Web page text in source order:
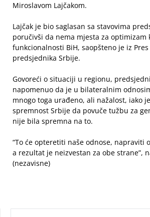
Miroslavom Lajčakom.
Lajčak je bio saglasan sa stavovima
poručivši da nema mjesta za optimizam
funkcionalnosti BiH, saopšteno je iz
predsjednika Srbije.
Govoreći o situaciji u regionu,
napomenuo da je u bilateralnim
mnogo toga urađeno, ali nažalost, iako
spremnost Srbije da povuče tužbu za
nije bila spremna na to.
“To će opteretiti naše odnose, napraviti
a rezultat je neizvestan za obe strane”,
(nezavisne)